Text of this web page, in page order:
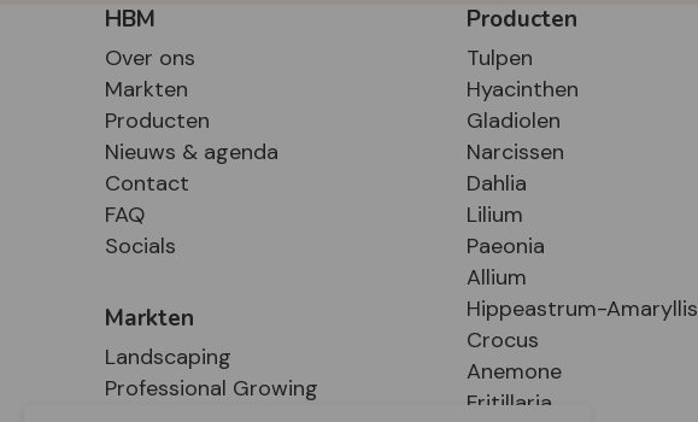
HBM
Over ons
Markten
Producten
Nieuws & agenda
Contact
FAQ
Socials
Markten
Landscaping
Professional Growing
Producten
Tulpen
Hyacinthen
Gladiolen
Narcissen
Dahlia
Lilium
Paeonia
Allium
Hippeastrum-Amaryllis
Crocus
Anemone
Fritillaria